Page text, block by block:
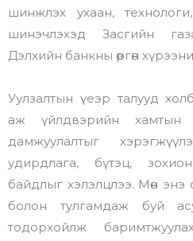
шинжлэх ухаан,
шинэчлэхэд Засгийн
Дэлхийн банкны өргөн
Уулзалтын үеэр талууд
аж үйлдвэрийн хамтын
дамжуулалтыг
удирдлага, бүтэц, зохион
байдлыг хэлэлцлээ. Мөн
болон тулгамдаж буй
тодорхойлж